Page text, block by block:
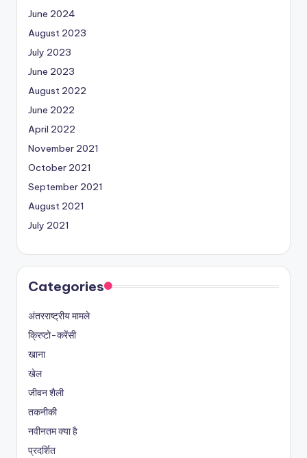
June 2024
August 2023
July 2023
June 2023
August 2022
June 2022
April 2022
November 2021
October 2021
September 2021
August 2021
July 2021
Categories
अंतरराष्ट्रीय मामले
क्रिप्टो-करेंसी
खाना
खेल
जीवन शैली
तकनीकी
नवीनतम क्या है
प्रदर्शित